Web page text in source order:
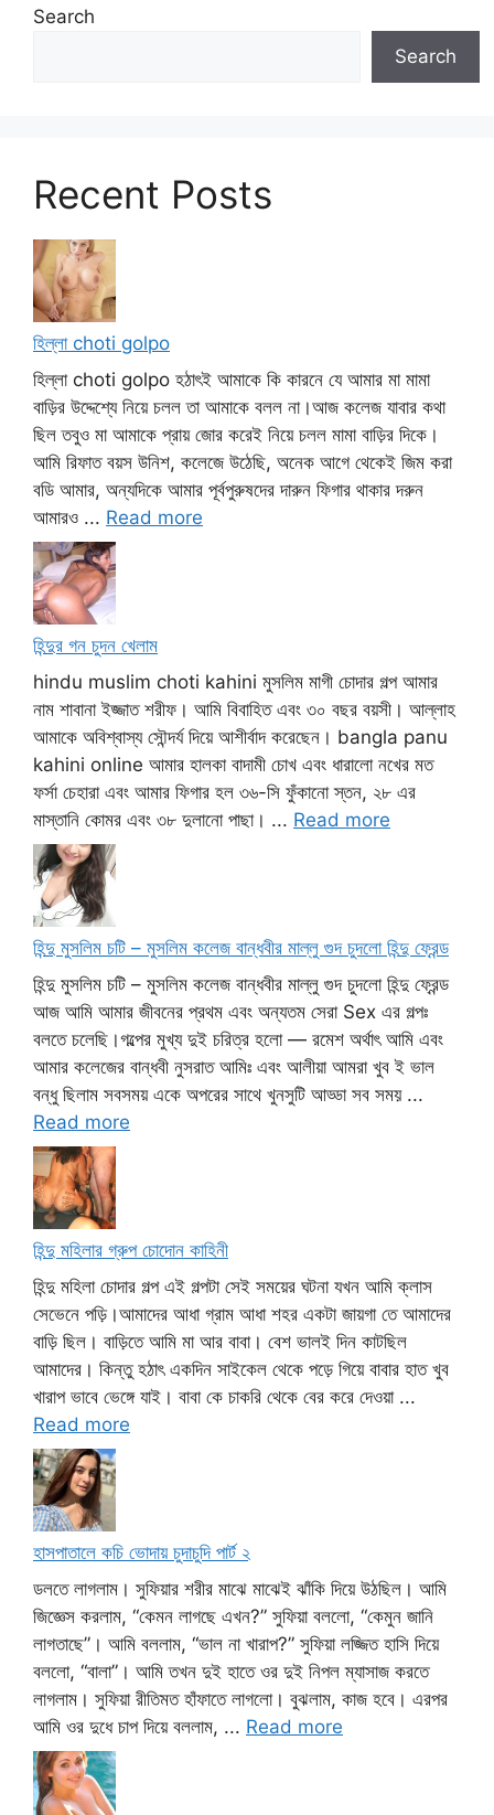
Search
Search
Recent Posts
হিল্লা choti golpo
হিল্লা choti golpo হঠাৎই আমাকে কি কারনে যে আমার মা মামা
বাড়ির উদ্দেশ্যে নিয়ে চলল তা আমাকে বলল না।আজ কলেজ যাবার কথা
ছিল তবুও মা আমাকে প্রায় জোর করেই নিয়ে চলল মামা বাড়ির দিকে।
আমি রিফাত বয়স উনিশ, কলেজে উঠেছি, অনেক আগে থেকেই জিম করা
বডি আমার, অন্যদিকে আমার পূর্বপুরুষদের দারুন ফিগার থাকার দরুন
আমারও ... Read more
হিন্দুর গন চুদন খেলাম
hindu muslim choti kahini মুসলিম মাগী চোদার গল্প আমার
নাম শাবানা ইজ্জাত শরীফ। আমি বিবাহিত এবং ৩০ বছর বয়সী। আল্লাহ
আমাকে অবিশ্বাস্য সৌন্দর্য দিয়ে আশীর্বাদ করেছেন। bangla panu
kahini online আমার হালকা বাদামী চোখ এবং ধারালো নখের মত
ফর্সা চেহারা এবং আমার ফিগার হল ৩৬-সি ফুঁকানো স্তন, ২৮ এর
মাস্তানি কোমর এবং ৩৮ দুলানো পাছা। ... Read more
হিন্দু মুসলিম চটি – মুসলিম কলেজ বান্ধবীর মাল্লু গুদ চুদলো হিন্দু ফ্রেন্ড
হিন্দু মুসলিম চটি – মুসলিম কলেজ বান্ধবীর মাল্লু গুদ চুদলো হিন্দু ফ্রেন্ড
আজ আমি আমার জীবনের প্রথম এবং অন্যতম সেরা Sex এর গল্পঃ
বলতে চলেছি।গল্পের মুখ্য দুই চরিত্র হলো — রমেশ অর্থাৎ আমি এবং
আমার কলেজের বান্ধবী নুসরাত আমিঃ এবং আলীয়া আমরা খুব ই ভাল
বন্ধু ছিলাম সবসময় একে অপরের সাথে খুনসুটি আড্ডা সব সময় ...
Read more
হিন্দু মহিলার গ্রুপ চোদোন কাহিনী
হিন্দু মহিলা চোদার গল্প এই গল্পটা সেই সময়ের ঘটনা যখন আমি ক্লাস
সেভেনে পড়ি।আমাদের আধা গ্রাম আধা শহর একটা জায়গা তে আমাদের
বাড়ি ছিল। বাড়িতে আমি মা আর বাবা। বেশ ভালই দিন কাটছিল
আমাদের। কিন্তু হঠাৎ একদিন সাইকেল থেকে পড়ে গিয়ে বাবার হাত খুব
খারাপ ভাবে ভেঙ্গে যাই। বাবা কে চাকরি থেকে বের করে দেওয়া ...
Read more
হাসপাতালে কচি ভোদায় চুদাচুদি পার্ট ২
ডলতে লাগলাম। সুফিয়ার শরীর মাঝে মাঝেই ঝাঁকি দিয়ে উঠছিল। আমি
জিজ্ঞেস করলাম, “কেমন লাগছে এখন?” সুফিয়া বললো, “কেমুন জানি
লাগতাছে”। আমি বললাম, “ভাল না খারাপ?” সুফিয়া লজ্জিত হাসি দিয়ে
বললো, “বালা”। আমি তখন দুই হাতে ওর দুই নিপল ম্যাসাজ করতে
লাগলাম। সুফিয়া রীতিমত হাঁফাতে লাগলো। বুঝলাম, কাজ হবে। এরপর
আমি ওর দুধে চাপ দিয়ে বললাম, ... Read more